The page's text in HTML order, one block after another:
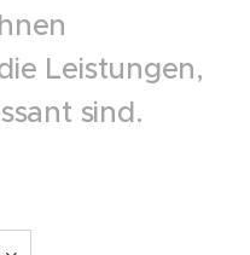
Leistungen,
sind.